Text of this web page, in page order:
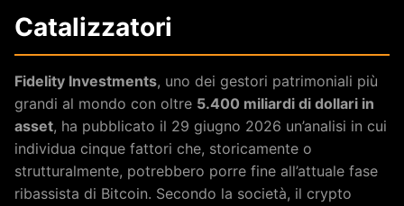
Catalizzatori
Fidelity Investments, uno dei gestori patrimoniali più
grandi al mondo con oltre 5.400 miliardi di dollari in
asset, ha pubblicato il 29 giugno 2026 un’analisi in cui
individua cinque fattori che, storicamente o
strutturalmente, potrebbero porre fine all’attuale fase
ribassista di Bitcoin. Secondo la società, il crypto